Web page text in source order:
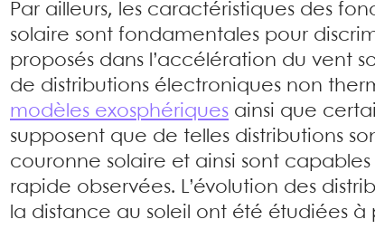
Par ailleurs, les caractéristiques des
solaire sont fondamentales pour
proposés dans l’accélération du vent
de distributions électroniques non
modèles exosphériques ainsi que
supposent que de telles distributions
couronne solaire et ainsi sont capables
rapide observées. L’évolution des
la distance au soleil ont été étudiées à